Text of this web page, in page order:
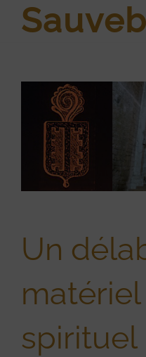
Larger
Image
Un
spirituel